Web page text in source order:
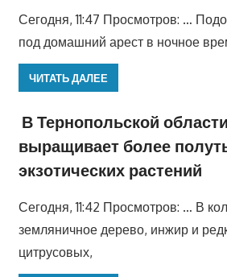
Сегодня, 11:47 Просмотров: …
под домашний арест в ночное
ЧИТАТЬ ДАЛЕЕ
В Тернопольской
выращивает более
экзотических растений
Сегодня, 11:42 Просмотров: … В
земляничное дерево, инжир и
цитрусовых,